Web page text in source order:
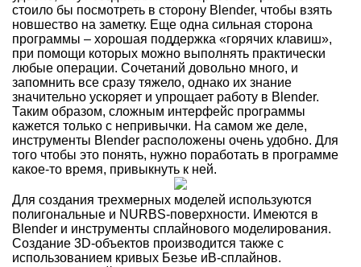
стоило бы посмотреть в сторону Blender, чтобы взять
новшество на заметку. Еще одна сильная сторона
программы – хорошая поддержка «горячих клавиш»,
при помощи которых можно выполнять практически
любые операции. Сочетаний довольно много, и
запомнить все сразу тяжело, однако их знание
значительно ускоряет и упрощает работу в Blender.
Таким образом, сложным интерфейс программы
кажется только с непривычки. На самом же деле,
инструменты Blender расположены очень удобно. Для
того чтобы это понять, нужно поработать в программе
какое-то время, привыкнуть к ней.
Для создания трехмерных моделей используются
полигональные и NURBS-поверхности. Имеются в
Blender и инструменты сплайнового моделирования.
Создание 3D-объектов производится также с
использованием кривых Безье иB-сплайнов.